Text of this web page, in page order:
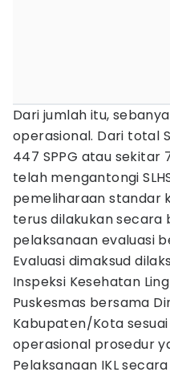
Dari jumlah itu,
operasional. Dari total
447 SPPG atau sekitar
telah mengantongi
pemeliharaan standar
terus dilakukan secara
pelaksanaan evaluasi
Evaluasi dimaksud
Inspeksi Kesehatan
Puskesmas bersama
Kabupaten/Kota
operasional prosedur
Pelaksanaan IKL